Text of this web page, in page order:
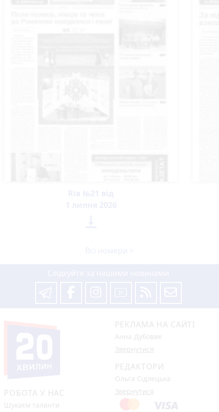
РОБОТА У НАС
Шукаєм таланти
РЕКЛАМА НА САЙТІ
Анна Дубовик
Звернутися
РЕДАКТОРИ
Ольга Сідлецька
Звернутися